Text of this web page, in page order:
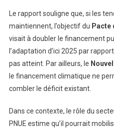
Le rapport souligne que, si les
maintiennent, l’objectif du Pacte
visait à doubler le financement
l’adaptation d’ici 2025 par
pas atteint. Par ailleurs, le
le financement climatique ne
combler le déficit existant.
Dans ce contexte, le rôle du
PNUE estime qu’il pourrait